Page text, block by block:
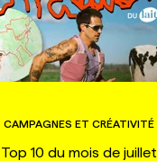
CAMPAGNES ET CRÉATIVITÉ
Top 10 du mois de juillet